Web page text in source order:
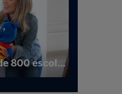
Presente em mais de 800 escolas, LIV celebra 10 anos levando novidades para a BETT Brasil 2025